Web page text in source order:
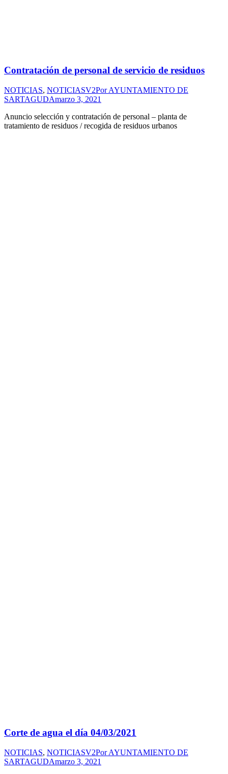
Contratación de personal de servicio de residuos
NOTICIAS, NOTICIASV2PorAYUNTAMIENTO DE
SARTAGUDAmarzo 3, 2021
Anuncio selección y contratación de personal – planta de
tratamiento de residuos / recogida de residuos urbanos
Corte de agua el día 04/03/2021
NOTICIAS, NOTICIASV2PorAYUNTAMIENTO DE
SARTAGUDAmarzo 3, 2021